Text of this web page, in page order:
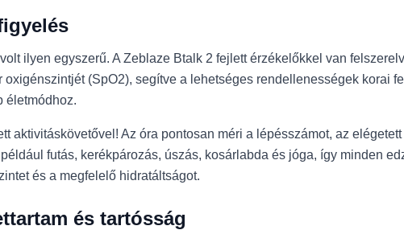
ilyen egyszerű. A Zeblaze Btalk 2 fejlett érzékelőkkel van
(SpO2), segítve a lehetséges rendellenességek korai
életmódhoz.
aktivitáskövetővel! Az óra pontosan méri a lépésszámot, az
futás, kerékpározás, úszás, kosárlabda és jóga, így minden
és a megfelelő hidratáltságot.
és tartósság